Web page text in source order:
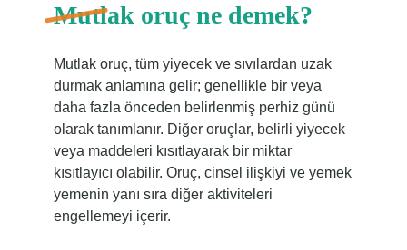
Mutlak oruç ne demek?
Mutlak oruç, tüm yiyecek ve sıvılardan uzak
durmak anlamına gelir; genellikle bir veya
daha fazla önceden belirlenmiş perhiz günü
olarak tanımlanır. Diğer oruçlar, belirli yiyecek
veya maddeleri kısıtlayarak bir miktar
kısıtlayıcı olabilir. Oruç, cinsel ilişkiyi ve yemek
yemenin yanı sıra diğer aktiviteleri
engellemeyi içerir.